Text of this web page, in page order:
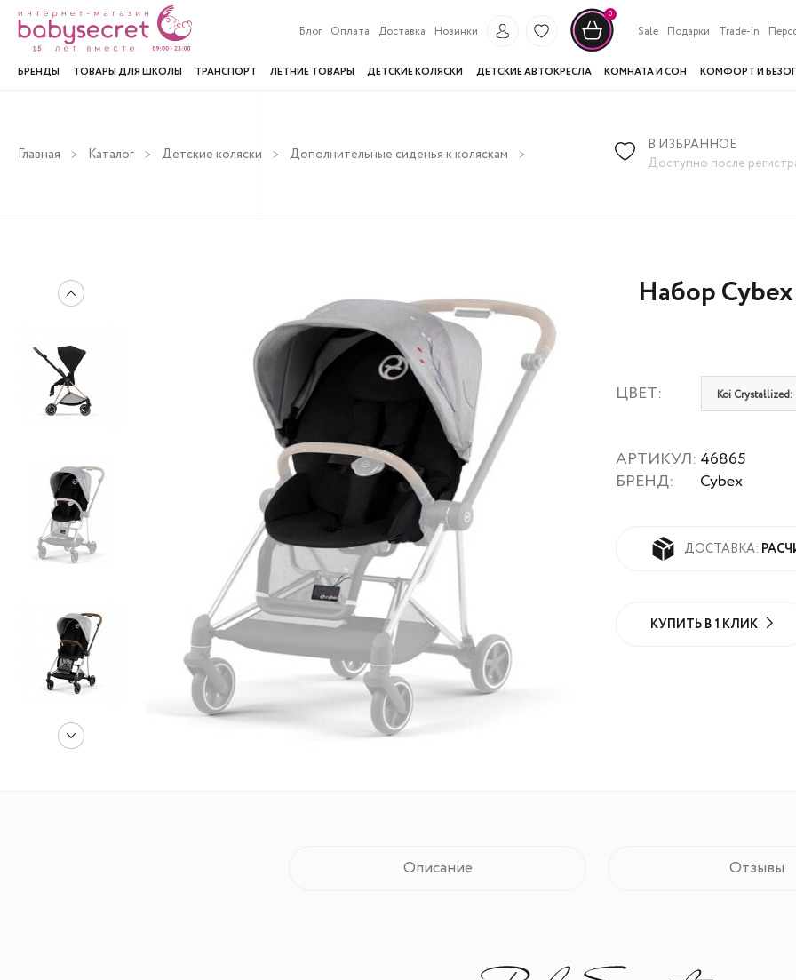
Блог Оплата Доставка Новинки
0
Sale Подарки Trade-in
БРЕНДЫ ТОВАРЫ ДЛЯ ШКОЛЫ ТРАНСПОРТ ЛЕТНИЕ ТОВАРЫ ДЕТСКИЕ КОЛЯСКИ ДЕТСКИЕ АВТОКРЕСЛА КОМНАТА И СОН КОМФОРТ И
Главная Каталог Детские коляски Дополнительные сиденья к коляскам Набор Cybex Seat Pack Seat для Mios III Koi
В ИЗБРАННОЕ
Доступно после
Набор
ЦВЕТ: Koi
АРТИКУЛ:
БРЕНД:
46865
Cybex
ДОСТАВКА:
КУПИТЬ В 1 КЛИК
Описание Отзывы